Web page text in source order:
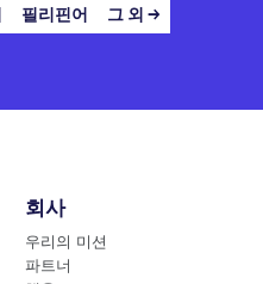
필리핀어 그 외 →
회사
우리의 미션
파트너